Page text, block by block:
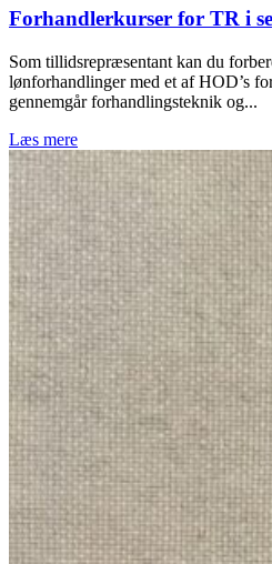
Forhandlerkurser for TR i
Som tillidsrepræsentant kan du
lønforhandlinger med et af HOD’s
gennemgår forhandlingsteknik og...
Læs mere